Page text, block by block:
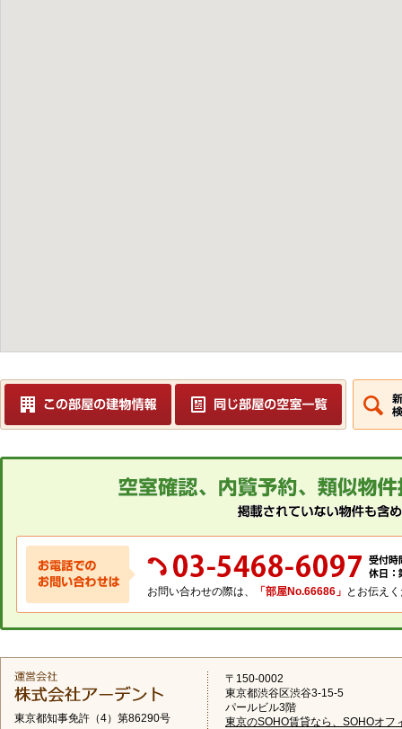
お問い合わせの際は、 「部屋No.66686」 とお伝え
東京都知事免許（4）第86290号
〒150-0002
東京都渋谷区渋谷3-15-5
パールビル3階
東京のSOHO賃貸なら、SOHOオフ